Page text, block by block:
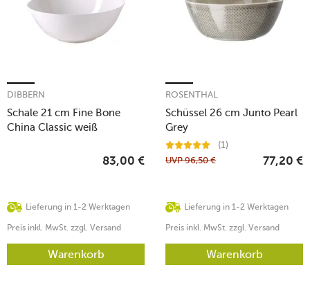
Schale 21 cm Fine Bone
China Classic weiß
DIBBERN
Lieferung in 1-2 Werktagen
83,00 €
Preis inkl. MwSt. zzgl. Versand
Warenkorb
Schüssel 26 cm Junto Pearl
Grey
ROSENTHAL
(1)
Lieferung in 1-2 Werktagen
UVP96,50 € 77,20 €
Preis inkl. MwSt. zzgl. Versand
Warenkorb